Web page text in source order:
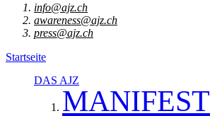
info@ajz.ch
awareness@ajz.ch
press@ajz.ch
Startseite
DAS AJZ
MANIFEST